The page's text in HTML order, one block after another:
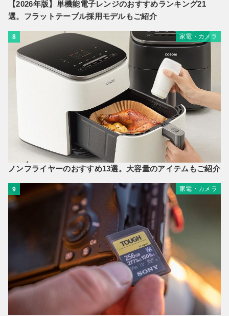
【2026年版】単機能電子レンジのおすすめランキング21
選。フラットテーブル採用モデルもご紹介
8 家電・カメラ
ノンフライヤーのおすすめ13選。大容量のアイテムもご紹介
9 家電・カメラ